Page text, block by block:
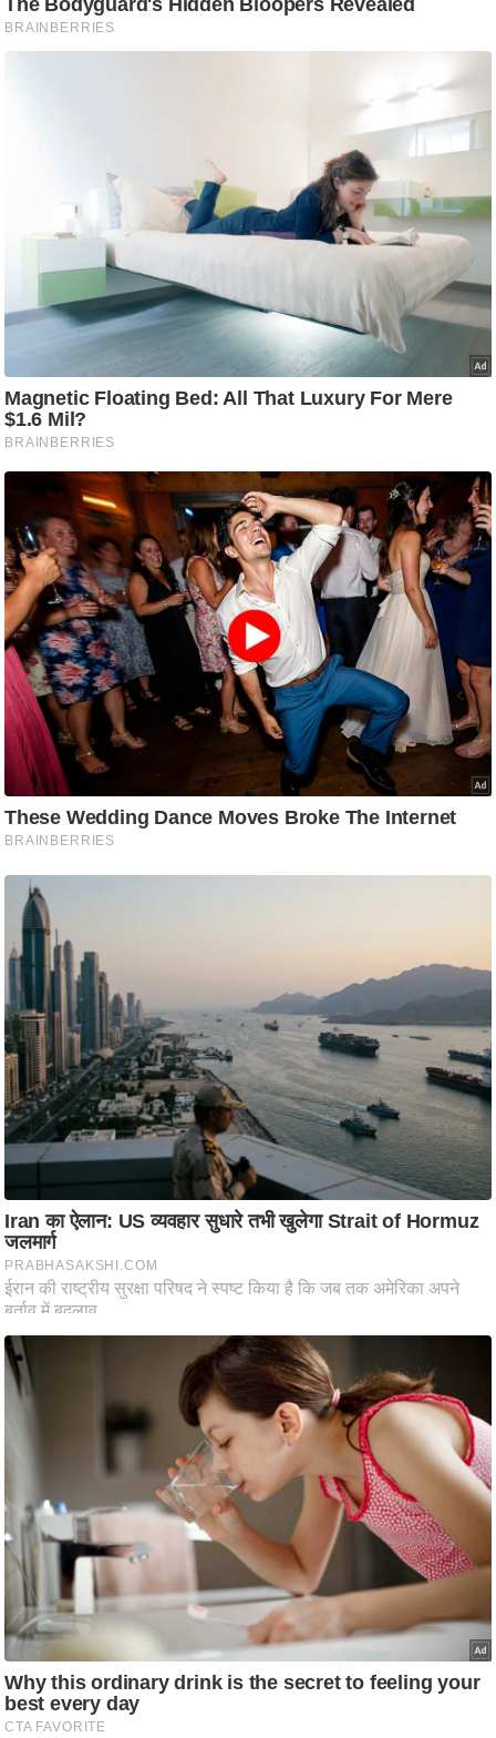
/
फै
नु
र्य
न
स्थ
ल
फि
ने
स
मं
त्रा
रि
ले
श
न
शि
प
रा
नी
ति
ष
ण
स
म
सा
क
मा
तृ
भू
मि
स्तं
भ
आ
र
.
आ
ई
.
चा
य